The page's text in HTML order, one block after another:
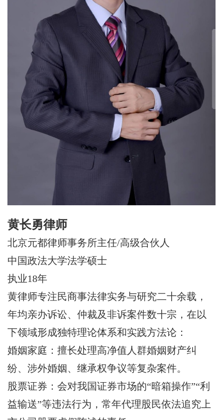
黄长勇律师
北京元都律师事务所主任/高级合伙人
中国政法大学法学硕士
执业18年
黄律师专注民商事法律实务与研究二十余载，
年均亲办诉讼、仲裁及非诉案件数十宗，在以
下领域形成独特理论体系和实践方法论：
婚姻家庭：擅长处理高净值人群婚姻财产纠
纷、涉外婚姻、继承权争议等复杂案件。
股票证券：会对我国证券市场的“暗箱操作”“利
益输送”等违法行为，常年代理股民依法追究上